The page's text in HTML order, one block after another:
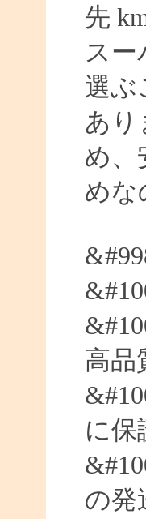
先
ス
選ぶ
あり
め、
めな
高品
に保
の発